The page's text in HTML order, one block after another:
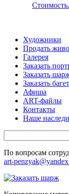
Стоимость.
Художники
Продать
Галерея
Заказать
Заказать
Заказать багет
Афиша
ART-файлы
Контакты
Наше
По вопросам
art-